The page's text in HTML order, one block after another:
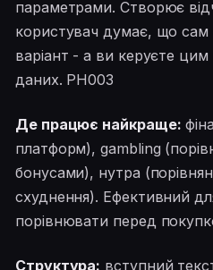
параметрами. Створює
користувач думає, що
варіант - а ви керуєте
даних. PH003
Де працює найкраще:
платформ), gambling
бонусами), нутра
схуднення). Ефективний
порівнювати перед
Структура: вступний